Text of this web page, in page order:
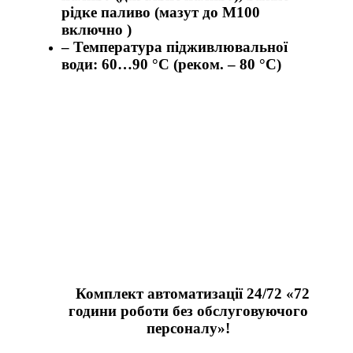
рідке паливо (мазут до М100
включно )
– Температура підживлювальної
води: 60…90 °С (реком. – 80 °С)
Комплект автоматизації 24/72 «72
години роботи без обслуговуючого
персоналу»!